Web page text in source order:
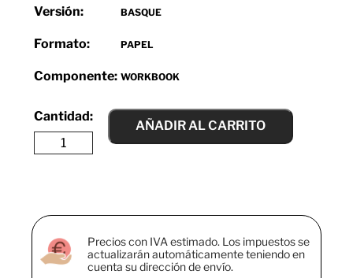
Versión: BASQUE
Formato: PAPEL
Componente: WORKBOOK
AÑADIR AL CARRITO
Precios con IVA estimado. Los impuestos se
actualizarán automáticamente teniendo en
cuenta su dirección de envío.